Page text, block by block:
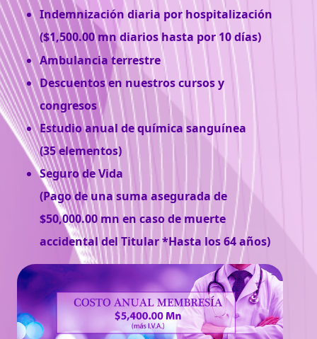
Indemnización diaria por hospitalización
($1,500.00 mn diarios hasta por 10 días)
Ambulancia terrestre
Descuentos en nuestros cursos y
congresos
Estudio anual de química sanguínea
(35 elementos)
Seguro de Vida
(Pago de una suma asegurada de
$50,000.00 mn en caso de muerte
accidental del Titular *Hasta los 64 años)